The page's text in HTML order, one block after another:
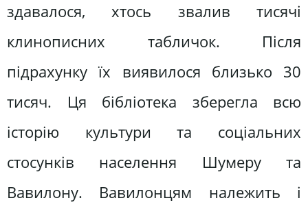
здавалося, хтось звалив тисячі
клинописних табличок. Після
підрахунку їх виявилося близько 30
тисяч. Ця бібліотека зберегла всю
історію культури та соціальних
стосунків населення Шумеру та
Вавилону. Вавилонцям належить і